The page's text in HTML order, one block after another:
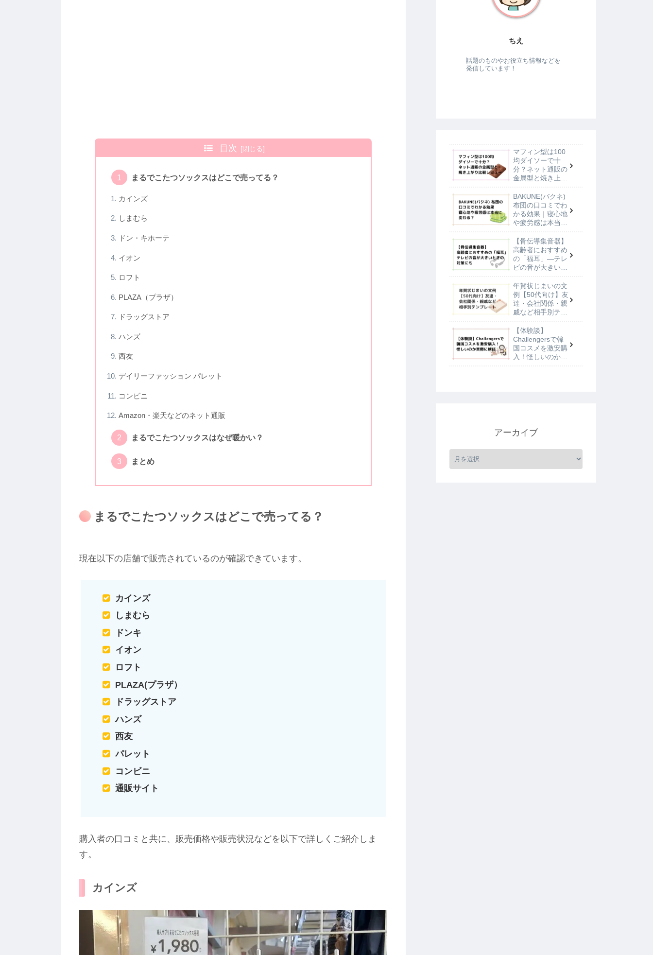
目次
まるでこたつソックスはどこで売ってる？
カインズ
しまむら
ドン・キホーテ
イオン
ロフト
PLAZA（プラザ）
ドラッグストア
ハンズ
西友
デイリーファッション パレット
コンビニ
Amazon・楽天などのネット通販
まるでこたつソックスはなぜ暖かい？
まとめ
まるでこたつソックスはどこで売ってる？
現在以下の店舗で販売されているのが確認できています。
カインズ
しまむら
ドンキ
イオン
ロフト
PLAZA(プラザ）
ドラッグストア
ハンズ
西友
パレット
コンビニ
通販サイト
購入者の口コミと共に、販売価格や販売状況などを以下で詳しくご紹介しま
す。
カインズ
ちえ
話題のものやお役立ち情報などを
発信しています！
マフィン型は100
均ダイソーで十
分？ネット通販の
金属型と焼き上が
BAKUNE(バクネ)
布団の口コミでわ
かる効果｜寝心地
や疲労感は本当に
【骨伝導集音器】
高齢者におすすめ
の「福耳」—テレ
ビの音が大きいと
年賀状じまいの文
例【50代向け】友
達・会社関係・親
戚など相手別テン
【体験談】
Challengersで韓
国コスメを激安購
入！怪しいのか実
アーカイブ